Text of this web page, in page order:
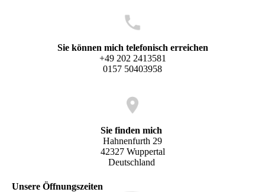
Sie können mich telefonisch erreichen
+49 202 2413581
0157 50403958
Sie finden mich
Hahnenfurth 29
42327 Wuppertal
Deutschland
Unsere Öffnungszeiten